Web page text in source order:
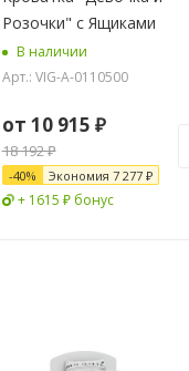
Розочки" c Ящиками
В наличии
Арт.: VIG-A-0110500
от 10 915 ₽
18 192 ₽
-40% Экономия 7 277 ₽
+ 1615 ₽ бонус